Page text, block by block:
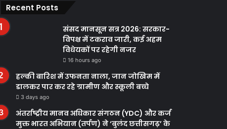
Recent Posts
संसद मानसून सत्र 2026: सरकार-
विपक्ष में टकराव जारी, कई अहम
विधेयकों पर रहेगी नजर
16 hours ago
हल्की बारिश में उफनता नाला, जान जोखिम में
डालकर पार कर रहे ग्रामीण और स्कूली बच्चे
3 days ago
अंतर्राष्ट्रीय मानव अधिकार संगठन (YDC) और कर्ज
मुक्त भारत अभियान (तर्पण) ने ‘बुलंद छत्तीसगढ़’ के